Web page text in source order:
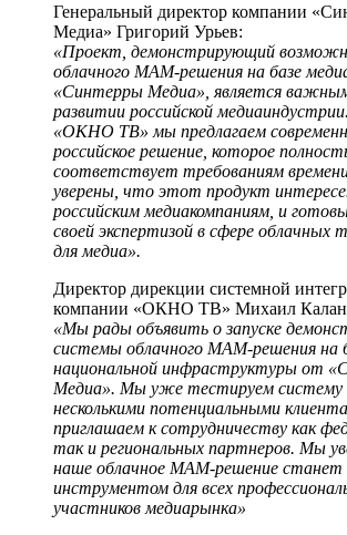
Генеральный директор компании
Медиа» Григорий Урьев:
«Проект, демонстрирующий
облачного МАМ-решения на базе
«Синтерры Медиа», является
развитии российской
«ОКНО ТВ» мы предлагаем
российское решение, которое
соответствует требованиям
уверены, что этот продукт
российским медиакомпаниям, и
своей экспертизой в сфере облачных
для медиа».
Директор дирекции системной
компании «ОКНО ТВ» Михаил
«Мы рады объявить о запуске
системы облачного МАМ-решения на
национальной инфраструктуры от
Медиа». Мы уже тестируем систему
несколькими потенциальными
приглашаем к сотрудничеству как
так и региональных партнеров. Мы
наше облачное МАМ-решение
инструментом для всех
участников медиарынка»